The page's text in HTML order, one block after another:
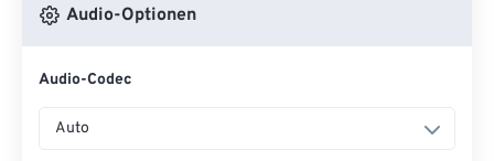
Audio-Optionen
Audio-Codec
Auto